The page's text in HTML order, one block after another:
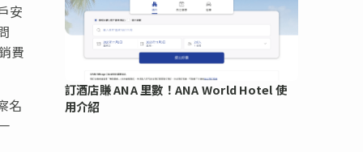
安
費
名
訂酒店賺 ANA 里數！ANA World Hotel 使
用介紹